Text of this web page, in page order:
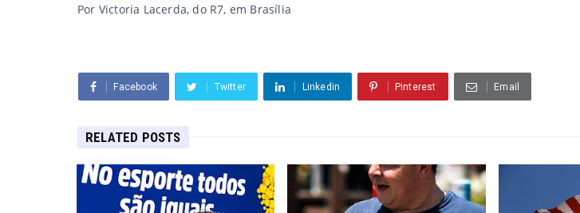
Por Victoria Lacerda, do R7, em Brasília
Facebook Twitter Linkedin Pinterest Email
RELATED POSTS